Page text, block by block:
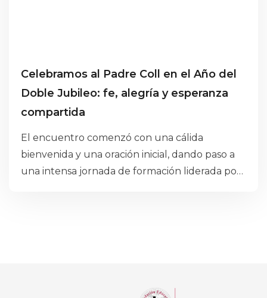
Celebramos al Padre Coll en el Año del
Doble Jubileo: fe, alegría y esperanza
compartida
El encuentro comenzó con una cálida
bienvenida y una oración inicial, dando paso a
una intensa jornada de formación liderada por